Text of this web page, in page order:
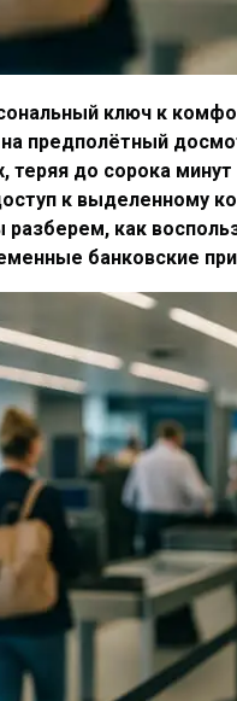
ключ к
на предполётный
теряя до сорока
к выделенному
как
банковские